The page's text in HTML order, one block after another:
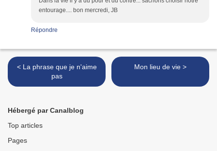
entourage.... bon mercredi, JB
Répondre
< La phrase que je n'aime
pas
Mon lieu de vie >
Hébergé par Canalblog
Top articles
Pages